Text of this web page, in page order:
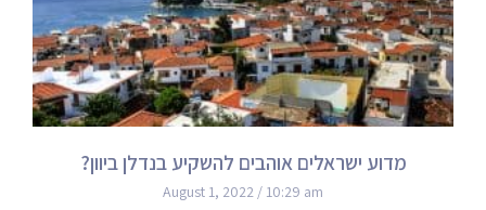
מדוע ישראלים אוהבים להשקיע בנדלן ביוון?
August 1, 2022
10:29 am